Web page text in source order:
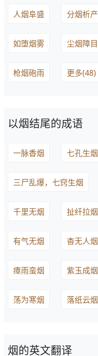
人烟阜盛 分烟析产
如堕烟雾 尘烟障目
枪烟砲雨 更多(48)
以烟结尾的成语
一脉香烟 七孔生烟
三尸乱爆，七窍生烟
千里无烟 扯纤拉烟
有气无烟 杳无人烟
瘴雨蛮烟 紫玉成烟
荡为寒烟 落纸云烟
烟的英文翻译